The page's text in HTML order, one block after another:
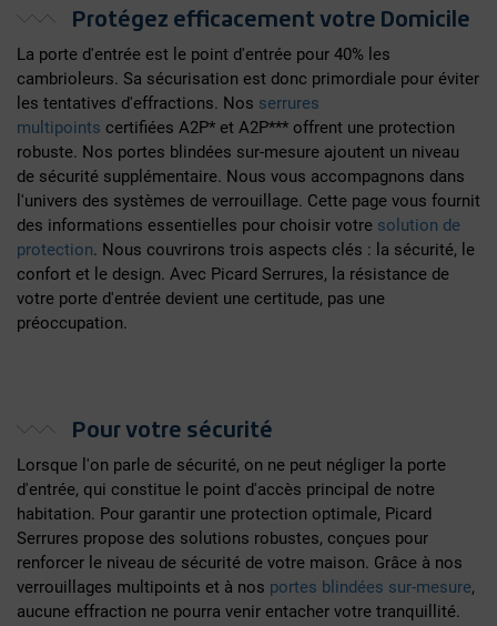
Protégez efficacement votre Domicile
La porte d'entrée est le point d'entrée pour 40% les
cambrioleurs. Sa sécurisation est donc primordiale pour éviter
les tentatives d'effractions. Nos serrures
multipoints certifiées A2P* et A2P*** offrent une protection
robuste. Nos portes blindées sur-mesure ajoutent un niveau
de sécurité supplémentaire. Nous vous accompagnons dans
l'univers des systèmes de verrouillage. Cette page vous fournit
des informations essentielles pour choisir votre solution de
protection. Nous couvrirons trois aspects clés : la sécurité, le
confort et le design. Avec Picard Serrures, la résistance de
votre porte d'entrée devient une certitude, pas une
préoccupation.
Pour votre sécurité
Lorsque l'on parle de sécurité, on ne peut négliger la porte
d'entrée, qui constitue le point d'accès principal de notre
habitation. Pour garantir une protection optimale, Picard
Serrures propose des solutions robustes, conçues pour
renforcer le niveau de sécurité de votre maison. Grâce à nos
verrouillages multipoints et à nos portes blindées sur-mesure,
aucune effraction ne pourra venir entacher votre tranquillité.